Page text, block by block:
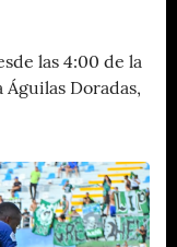
las 4:00 de la
Doradas,